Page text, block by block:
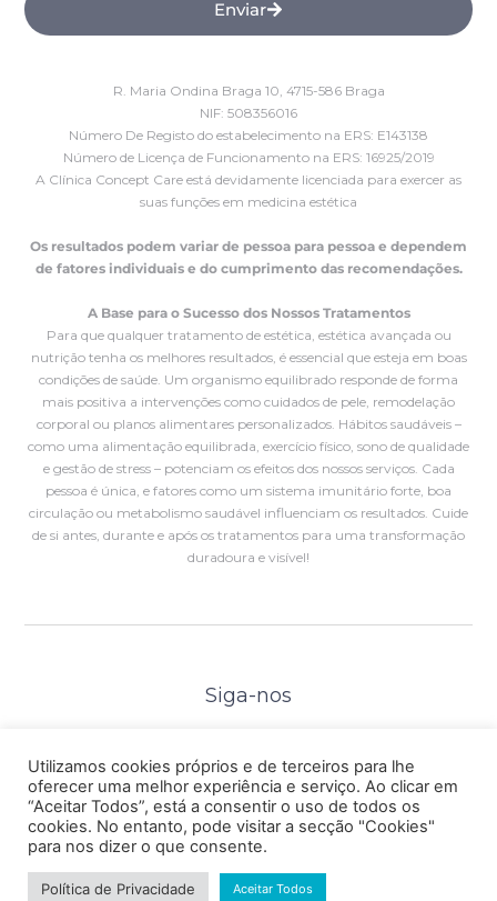
Enviar
R. Maria Ondina Braga 10, 4715-586 Braga
NIF: 508356016
Número De Registo do estabelecimento na ERS: E143138
Número de Licença de Funcionamento na ERS: 16925/2019
A Clínica Concept Care está devidamente licenciada para exercer as
suas funções em medicina estética
Os resultados podem variar de pessoa para pessoa e dependem
de fatores individuais e do cumprimento das recomendações.
A Base para o Sucesso dos Nossos Tratamentos
Para que qualquer tratamento de estética, estética avançada ou
nutrição tenha os melhores resultados, é essencial que esteja em boas
condições de saúde. Um organismo equilibrado responde de forma
mais positiva a intervenções como cuidados de pele, remodelação
corporal ou planos alimentares personalizados. Hábitos saudáveis –
como uma alimentação equilibrada, exercício físico, sono de qualidade
e gestão de stress – potenciam os efeitos dos nossos serviços. Cada
pessoa é única, e fatores como um sistema imunitário forte, boa
circulação ou metabolismo saudável influenciam os resultados. Cuide
de si antes, durante e após os tratamentos para uma transformação
duradoura e visível!
Siga-nos
PROTOCOLOS
© 2026 Concept Care®
Utilizamos cookies próprios e de terceiros para lhe
oferecer uma melhor experiência e serviço. Ao clicar em
“Aceitar Todos”, está a consentir o uso de todos os
cookies. No entanto, pode visitar a secção "Cookies"
para nos dizer o que consente.
Política de Privacidade Aceitar Todos